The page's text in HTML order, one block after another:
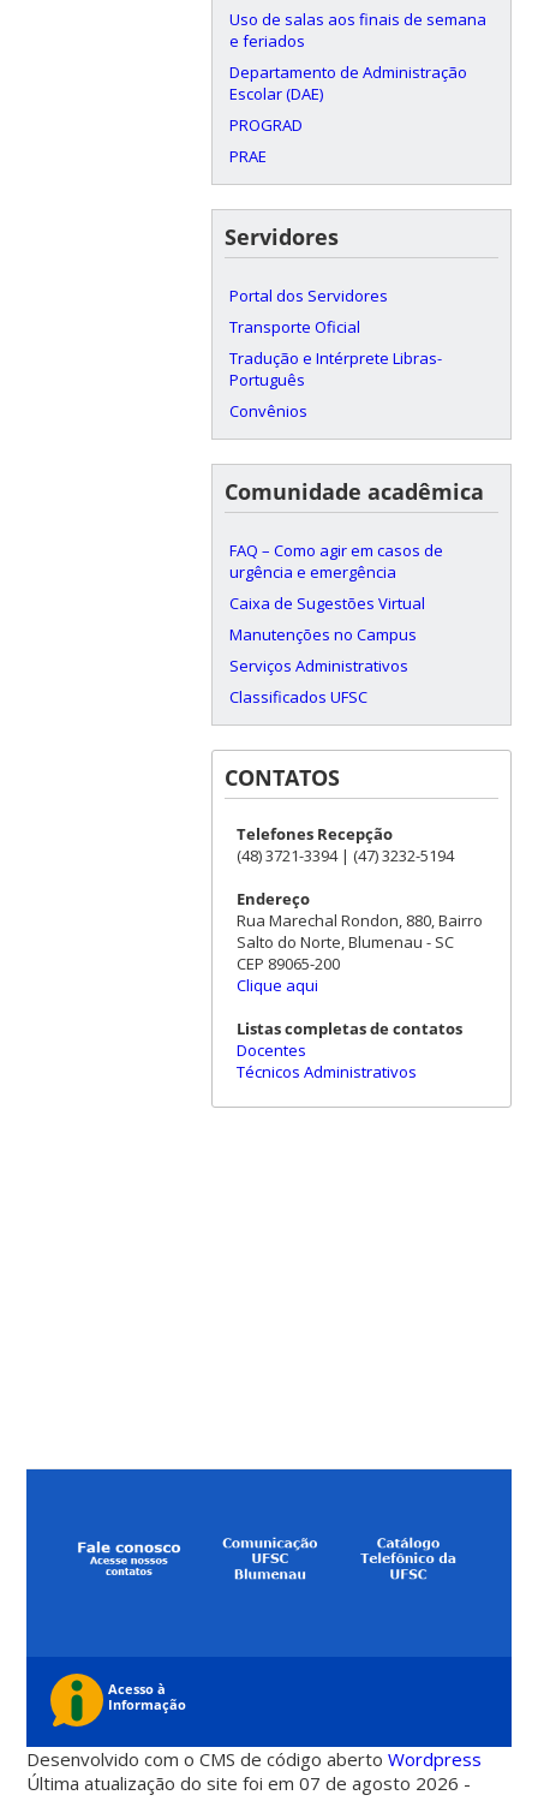
Uso de salas aos finais de semana
e feriados
Departamento de Administração
Escolar (DAE)
PROGRAD
PRAE
Servidores
Portal dos Servidores
Transporte Oficial
Tradução e Intérprete Libras-
Português
Convênios
Comunidade acadêmica
FAQ – Como agir em casos de
urgência e emergência
Caixa de Sugestões Virtual
Manutenções no Campus
Serviços Administrativos
Classificados UFSC
CONTATOS
Telefones Recepção
(48) 3721-3394 | (47) 3232-5194
Endereço
Rua Marechal Rondon, 880, Bairro
Salto do Norte, Blumenau - SC
CEP 89065-200
Clique aqui
Listas completas de contatos
Docentes
Técnicos Administrativos
Desenvolvido com o CMS de código abertoWordpress
Última atualização do site foi em 07 de agosto 2026 -